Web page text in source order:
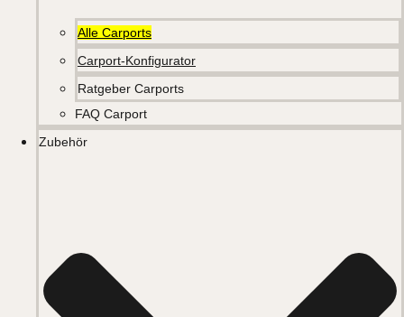
Alle Carports
Carport-Konfigurator
Ratgeber Carports
FAQ Carport
Zubehör